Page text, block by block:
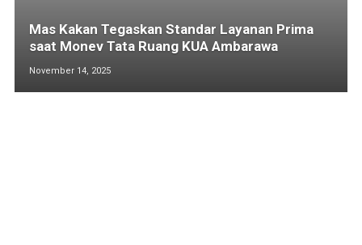
Mas Kakan Tegaskan Standar Layanan Prima
saat Monev Tata Ruang KUA Ambarawa
November 14, 2025